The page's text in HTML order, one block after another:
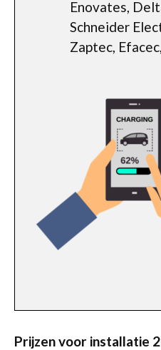
Enovates,
Schneider
Zaptec,
Prijzen voor installatie